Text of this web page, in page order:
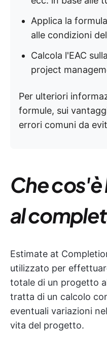
Applica la
alle condizioni
Calcola l'EAC
project
Per ulteriori
formule, sui
errori comuni da
Che cos'è
al
Estimate at
utilizzato per
totale di un progetto
tratta di un calcolo
eventuali variazioni
vita del progetto.